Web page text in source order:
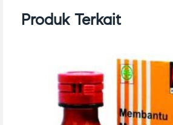
Produk Terkait